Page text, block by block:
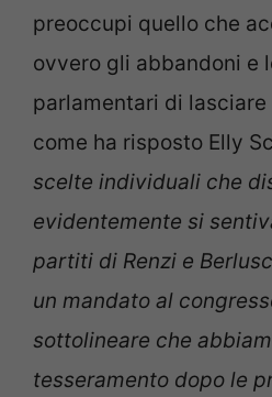
preoccupi quello che
ovvero gli abbandoni e
parlamentari di
come ha risposto Elly
scelte individuali che
evidentemente si
partiti di Renzi e
un mandato al
sottolineare che
tesseramento dopo le